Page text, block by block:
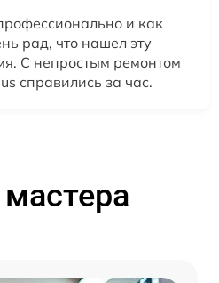
и как
рад, что нашел эту
С непростым ремонтом
справились за час.